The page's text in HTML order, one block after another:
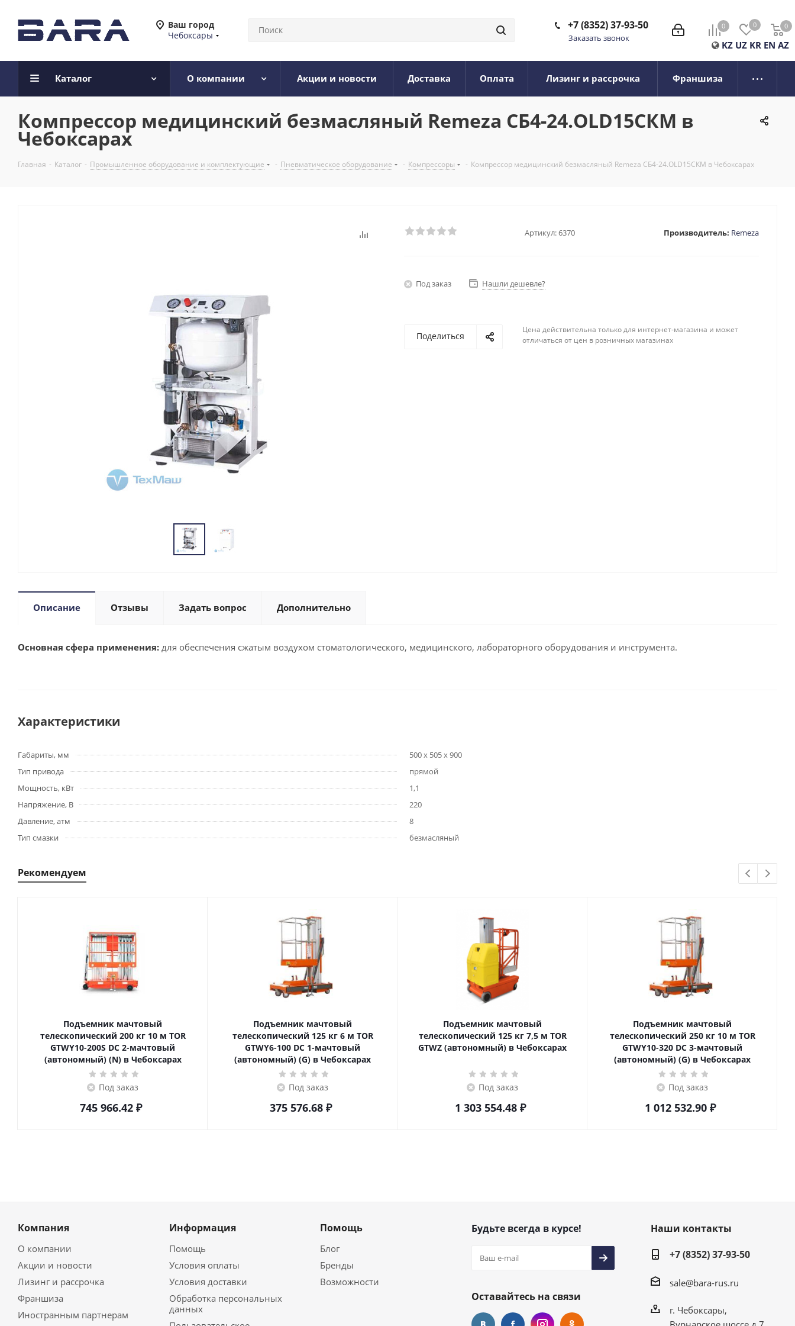
Ваш город
Чебоксары
0 0 0
0
KZ UZ KR EN AZ
+7 (8352) 37-93-50
Заказать звонок
Каталог О компании Акции и новости Доставка Оплата Лизинг и рассрочка Франшиза
Компрессор медицинский безмасляный Remeza СБ4-24.OLD15CКМ в
Чебоксарах
Главная - Каталог - Промышленное оборудование и комплектующие - Пневматическое оборудование - Компрессоры - Компрессор медицинский безмасляный Remeza СБ4-24.OLD15CКМ в Чебоксарах
Артикул:6370 Производитель: Remeza
Под заказ Нашли дешевле?
Поделиться
Цена действительна только для интернет-магазина и может
отличаться от цен в розничных магазинах
Описание Отзывы Задать вопрос Дополнительно
Основная сфера применения: для обеспечения сжатым воздухом стоматологического, медицинского, лабораторного оборудования и инструмента.
Характеристики
Габариты, мм
500 х 505 х 900
Тип привода
прямой
Мощность, кВт
1,1
Напряжение, В
220
Давление, атм
8
Тип смазки
безмасляный
Рекомендуем
Подъемник мачтовый
телескопический 200 кг 10 м TOR
GTWY10-200S DC 2-мачтовый
(автономный) (N) в Чебоксарах
Под заказ
745 966.42₽
Подъемник мачтовый
телескопический 125 кг 6 м TOR
GTWY6-100 DC 1-мачтовый
(автономный) (G) в Чебоксарах
Под заказ
375 576.68₽
Подъемник мачтовый
телескопический 125 кг 7,5 м TOR
GTWZ (автономный) в Чебоксарах
Под заказ
1 303 554.48 ₽
Подъемник мачтовый
телескопический 250 кг 10 м TOR
GTWY10-320 DC 3-мачтовый
(автономный) (G) в Чебоксарах
Под заказ
1 012 532.90 ₽
Компания
О компании
Акции и новости
Лизинг и рассрочка
Франшиза
Иностранным партнерам
Информация
Помощь
Условия оплаты
Условия доставки
Обработка персональных
данных
Помощь
Блог
Бренды
Возможности
Будьте всегда в курсе!
Оставайтесь на связи
Наши контакты
+7 (8352) 37-93-50
sale@bara-rus.ru
г. Чебоксары,